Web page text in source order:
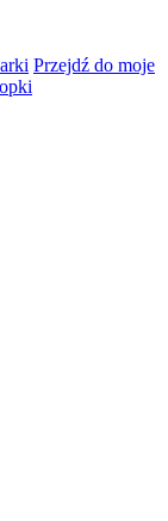
Przejdź do moje